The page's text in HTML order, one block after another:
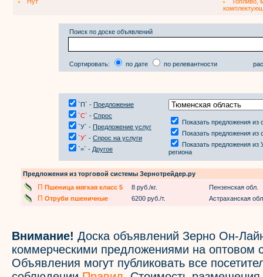
Поиск по доске объявлений
Сортировать: по дате по релевантности
`П` - Предложение
`С` - Спрос
`У` - Предложение услуг
`У` - Спрос на услуги
`=` - Другое
Показать предложения из
Показать предложения из
Показать предложения из
региона
Предложения из торговой системы Зернотрейдер.ру
П Пшеница мягкая класс 5 8 руб./кг. Пензенская обл.
П Отруби пшеничные 6200 руб./т. Астраханская
Внимание! Доска объявлений Зерно Он-
коммерческими предложениями на оптовом
Объявления могут публиковать все